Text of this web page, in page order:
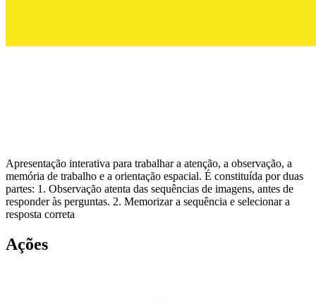
Apresentação interativa para trabalhar a atenção, a observação, a
memória de trabalho e a orientação espacial. É constituída por duas
partes: 1. Observação atenta das sequências de imagens, antes de
responder às perguntas. 2. Memorizar a sequência e selecionar a
resposta correta
Ações